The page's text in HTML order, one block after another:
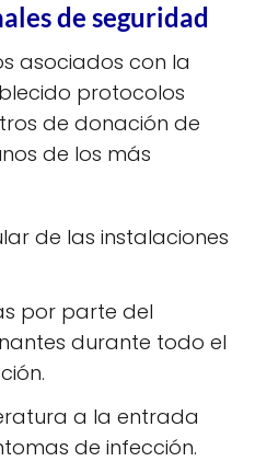
de seguridad
asociados con la
protocolos
de donación de
de los más
de las instalaciones
por parte del
durante todo el
a la entrada
de infección.